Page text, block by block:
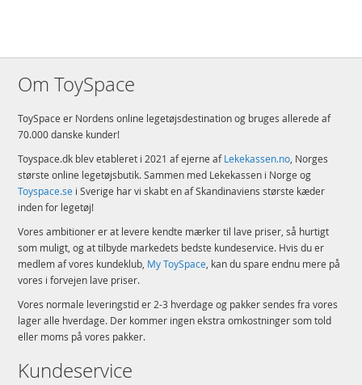
Om ToySpace
ToySpace er Nordens online legetøjsdestination og bruges allerede af
70.000 danske kunder!
Toyspace.dk blev etableret i 2021 af ejerne afLekekassen.no, Norges
største online legetøjsbutik. Sammen med Lekekassen i Norge og
Toyspace.se i Sverige har vi skabt en af Skandinaviens største kæder
inden for legetøj!
Vores ambitioner er at levere kendte mærker til lave priser, så hurtigt
som muligt, og at tilbyde markedets bedste kundeservice. Hvis du er
medlem af vores kundeklub, My ToySpace, kan du spare endnu mere på
vores i forvejen lave priser.
Vores normale leveringstid er 2-3 hverdage og pakker sendes fra vores
lager alle hverdage. Der kommer ingen ekstra omkostninger som told
eller moms på vores pakker.
Kundeservice